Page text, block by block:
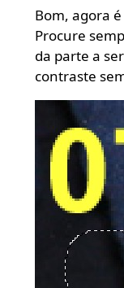
Bom, agora
Procure
da parte a
contraste